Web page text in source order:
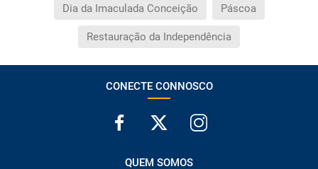
Dia da Imaculada Conceição Páscoa
Restauração da Independência
CONECTE CONNOSCO
QUEM SOMOS